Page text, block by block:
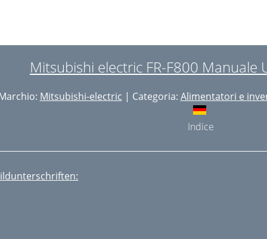
Mitsubishi electric FR-F800 Manuale
Mitsubishi-electric | Categoria: Alimentatori e
Indice